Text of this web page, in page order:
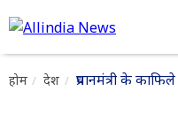
होम देश प्रधानमंत्री के